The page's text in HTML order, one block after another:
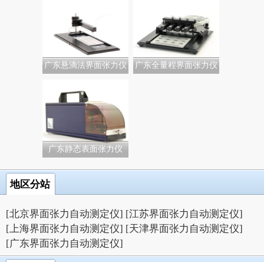
广东悬滴法界面张力仪 广东全量程界面张力仪
广东静态表面张力仪
地区分站
[北京界面张力自动测定仪] [江苏界面张力自动测定仪]
[上海界面张力自动测定仪] [天津界面张力自动测定仪]
[广东界面张力自动测定仪]